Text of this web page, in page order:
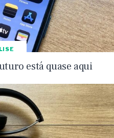
está quase aqui